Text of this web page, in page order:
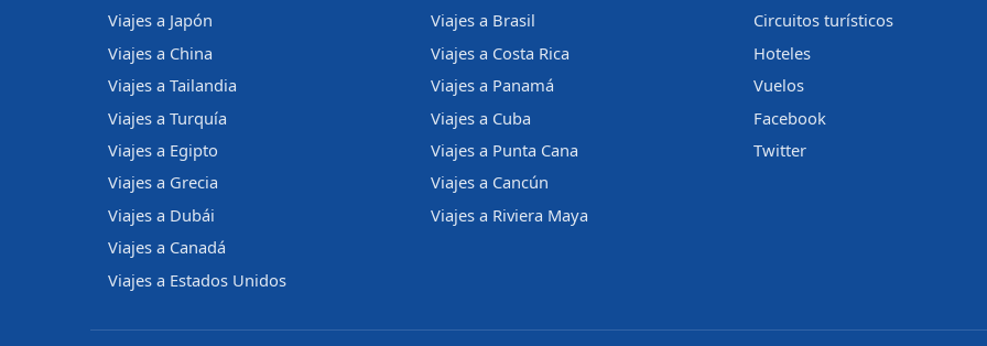
Viajes a Japón
Viajes a China
Viajes a Tailandia
Viajes a Turquía
Viajes a Egipto
Viajes a Grecia
Viajes a Dubái
Viajes a Canadá
Viajes a Estados Unidos
Viajes a Brasil
Viajes a Costa Rica
Viajes a Panamá
Viajes a Cuba
Viajes a Punta Cana
Viajes a Cancún
Viajes a Riviera Maya
Circuitos turísticos
Hoteles
Vuelos
Facebook
Twitter